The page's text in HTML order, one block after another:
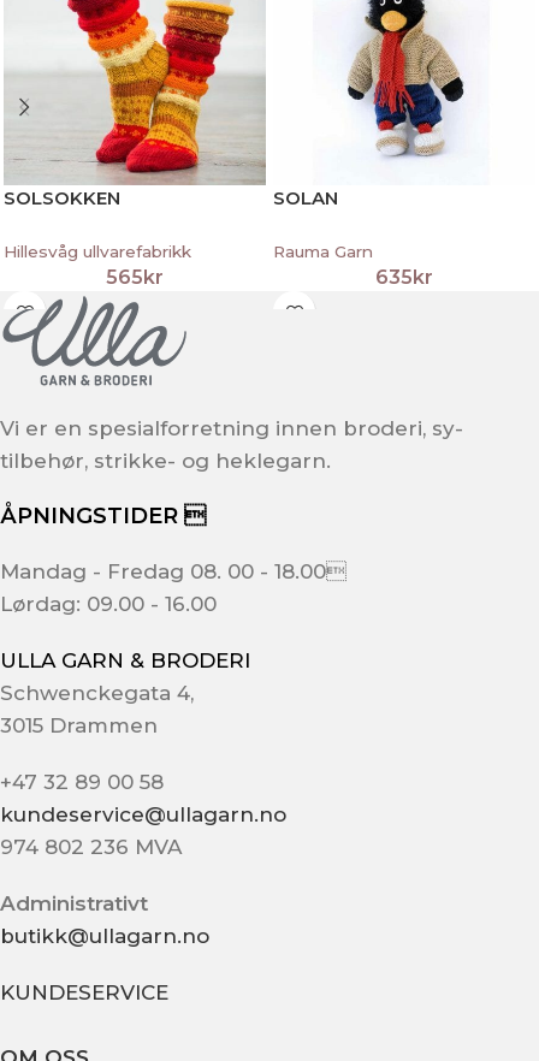
SOLSOKKEN
Hillesvåg ullvarefabrikk
565kr
SOLAN
Rauma Garn
635kr
Vi er en spesialforretning innen broderi, sy-
tilbehør, strikke- og heklegarn.
ÅPNINGSTIDER 
Mandag - Fredag 08. 00 - 18.00
Lørdag: 09.00 - 16.00
ULLA GARN & BRODERI
Schwenckegata 4,
3015 Drammen
+47 32 89 00 58
kundeservice@ullagarn.no
974 802 236 MVA
Administrativt
butikk@ullagarn.no
KUNDESERVICE